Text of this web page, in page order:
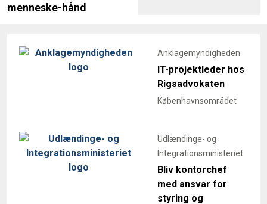
menneske-hånd
Anklagemyndigheden
IT-projektleder hos
Rigsadvokaten
Københavnsområdet
Udlændinge- og
Integrationsministeriet
Bliv kontorchef
med ansvar for
styring og